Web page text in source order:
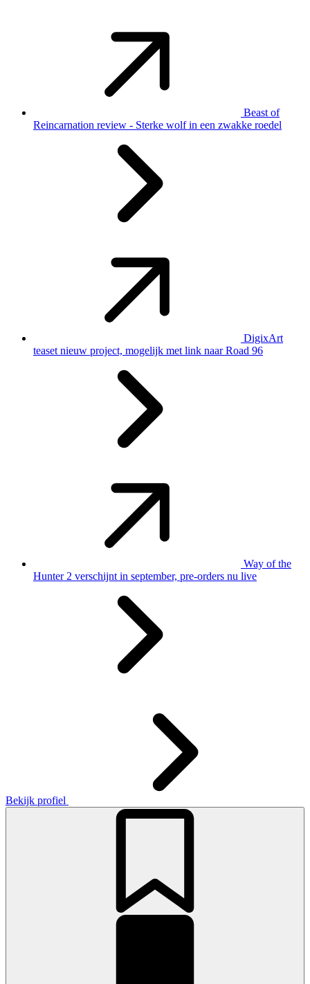
Beast of
Reincarnation review - Sterke wolf in een zwakke roedel
DigixArt
teaset nieuw project, mogelijk met link naar Road 96
Way of the
Hunter 2 verschijnt in september, pre-orders nu live
Bekijk profiel